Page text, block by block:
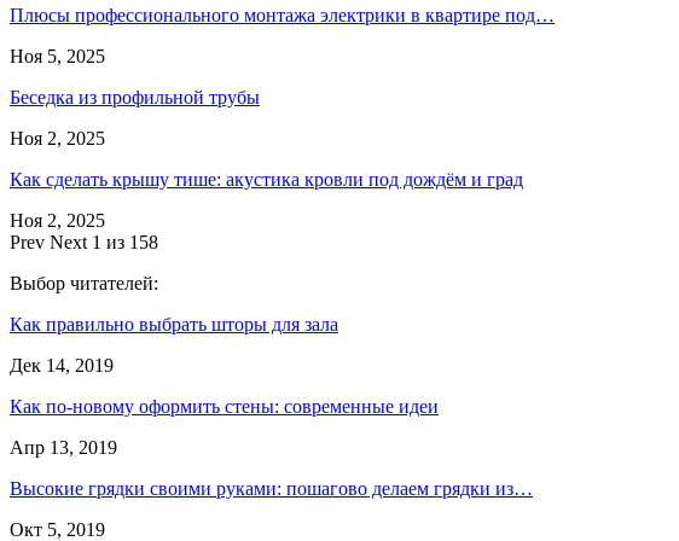
Плюсы профессионального монтажа электрики в квартире под…
Ноя 5, 2025
Беседка из профильной трубы
Ноя 2, 2025
Как сделать крышу тише: акустика кровли под дождём и град
Ноя 2, 2025
Prev Next 1 из 158
Выбор читателей:
Как правильно выбрать шторы для зала
Дек 14, 2019
Как по-новому оформить стены: современные идеи
Апр 13, 2019
Высокие грядки своими руками: пошагово делаем грядки из…
Окт 5, 2019